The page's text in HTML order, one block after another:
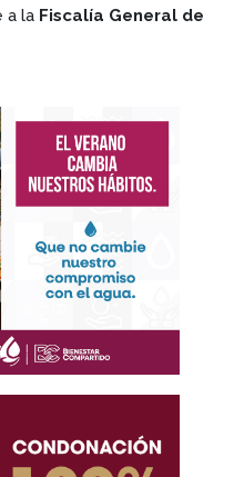
a la Fiscalía General de